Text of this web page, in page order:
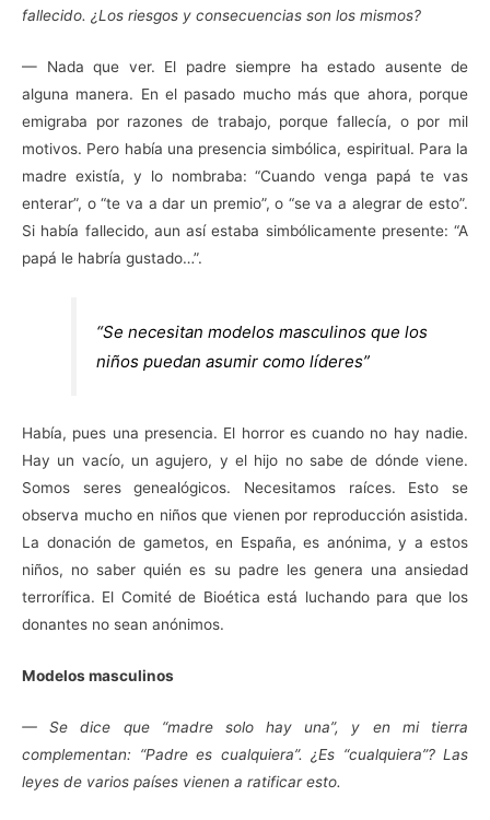
fallecido. ¿Los riesgos y consecuencias son los mismos?
— Nada que ver. El padre siempre ha estado ausente de
alguna manera. En el pasado mucho más que ahora, porque
emigraba por razones de trabajo, porque fallecía, o por mil
motivos. Pero había una presencia simbólica, espiritual. Para la
madre existía, y lo nombraba: “Cuando venga papá te vas
enterar”, o “te va a dar un premio”, o “se va a alegrar de esto”.
Si había fallecido, aun así estaba simbólicamente presente: “A
papá le habría gustado…”.
“Se necesitan modelos masculinos que los
niños puedan asumir como líderes”
Había, pues una presencia. El horror es cuando no hay nadie.
Hay un vacío, un agujero, y el hijo no sabe de dónde viene.
Somos seres genealógicos. Necesitamos raíces. Esto se
observa mucho en niños que vienen por reproducción asistida.
La donación de gametos, en España, es anónima, y a estos
niños, no saber quién es su padre les genera una ansiedad
terrorífica. El Comité de Bioética está luchando para que los
donantes no sean anónimos.
Modelos masculinos
— Se dice que “madre solo hay una”, y en mi tierra
complementan: “Padre es cualquiera”. ¿Es “cualquiera”? Las
leyes de varios países vienen a ratificar esto.